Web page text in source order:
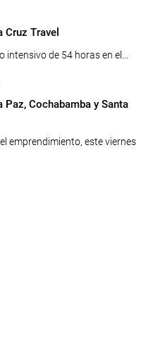
Cruz Travel
intensivo de 54 horas en el...
Paz, Cochabamba y Santa
emprendimiento, este viernes